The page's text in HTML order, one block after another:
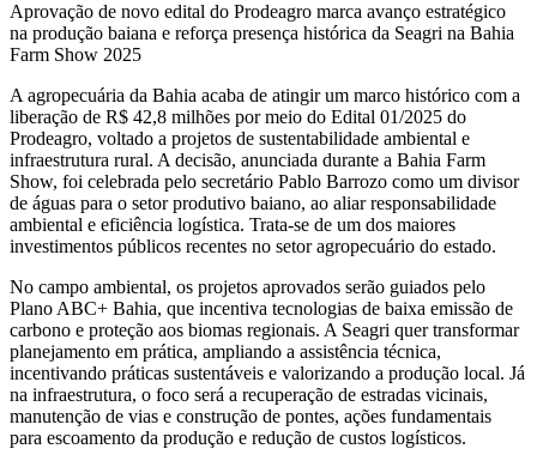
Aprovação de novo edital do Prodeagro marca avanço estratégico
na produção baiana e reforça presença histórica da Seagri na Bahia
Farm Show 2025
A agropecuária da Bahia acaba de atingir um marco histórico com a
liberação de R$ 42,8 milhões por meio do Edital 01/2025 do
Prodeagro, voltado a projetos de sustentabilidade ambiental e
infraestrutura rural. A decisão, anunciada durante a Bahia Farm
Show, foi celebrada pelo secretário Pablo Barrozo como um divisor
de águas para o setor produtivo baiano, ao aliar responsabilidade
ambiental e eficiência logística. Trata-se de um dos maiores
investimentos públicos recentes no setor agropecuário do estado.
No campo ambiental, os projetos aprovados serão guiados pelo
Plano ABC+ Bahia, que incentiva tecnologias de baixa emissão de
carbono e proteção aos biomas regionais. A Seagri quer transformar
planejamento em prática, ampliando a assistência técnica,
incentivando práticas sustentáveis e valorizando a produção local. Já
na infraestrutura, o foco será a recuperação de estradas vicinais,
manutenção de vias e construção de pontes, ações fundamentais
para escoamento da produção e redução de custos logísticos.